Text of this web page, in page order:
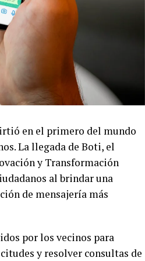
en el primero del mundo
La llegada de Boti, el
y Transformación
al brindar una
de mensajería más
por los vecinos para
y resolver consultas de